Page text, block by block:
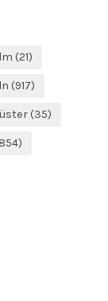
(21)
(917)
(35)